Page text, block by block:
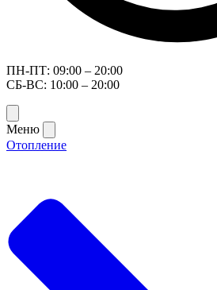
ПН-ПТ: 09:00 – 20:00
СБ-ВС: 10:00 – 20:00
Меню
Отопление